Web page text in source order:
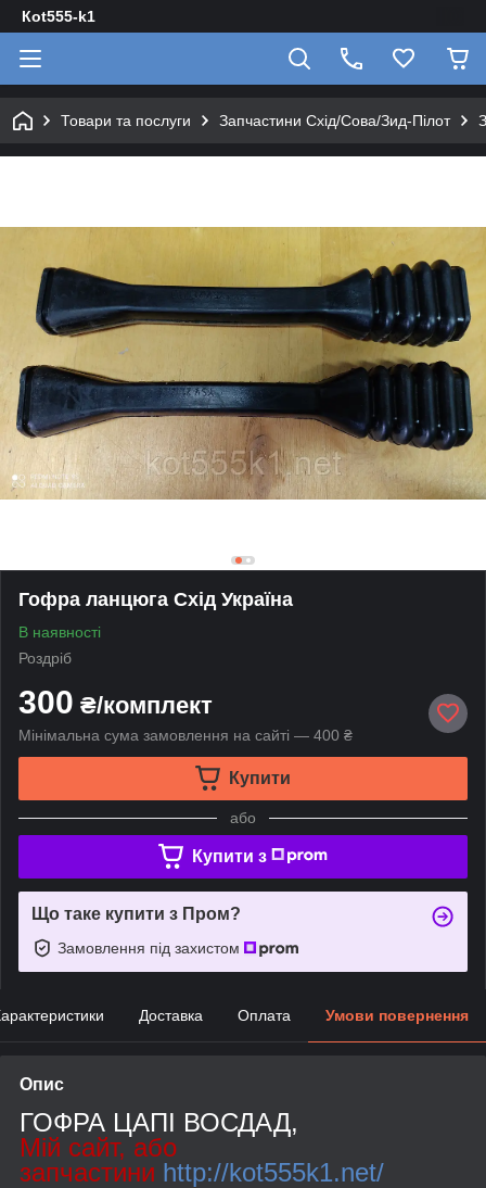
Кot555-k1
Товари та послуги Запчастини Схід/Сова/Зид-Пілот
Гофра ланцюга Схід Україна
В наявності
Роздріб
300 ₴/комплект
Мінімальна сума замовлення на сайті — 400 ₴
Купити
або
Купити з
Що таке купити з Пром?
Замовлення під захистом
Доставка Оплата Умови повернення
Опис
ГОФРА ЦАПІ ВОСДАД,
Мій сайт, або
запчастини http://kot555k1.net/